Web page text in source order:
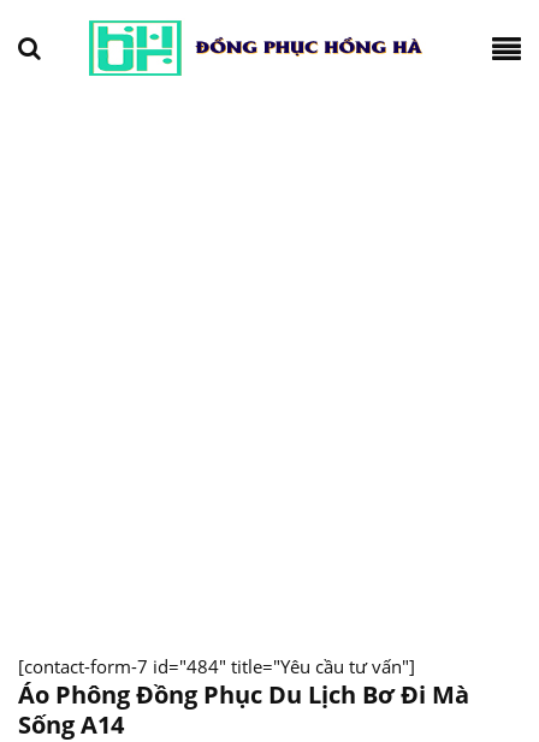
[contact-form-7 id="484" title="Yêu cầu tư vấn"]
Áo Phông Đồng Phục Du Lịch Bơ Đi Mà
Sống A14